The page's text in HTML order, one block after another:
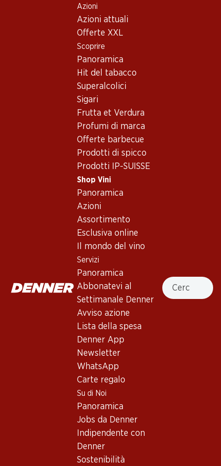
Azioni
Azioni attuali
Offerte XXL
Scoprire
Panoramica
Hit del tabacco
Superalcolici
Sigari
Frutta et Verdura
Profumi di marca
Offerte barbecue
Prodotti di spicco
Prodotti IP-SUISSE
Shop Vini
Panoramica
Azioni
Assortimento
Esclusiva online
Il mondo del vino
Servizi
Panoramica
Abbonatevi al
Settimanale Denner
Avviso azione
Lista della spesa
Denner App
Newsletter
WhatsApp
Carte regalo
Su di Noi
Panoramica
Jobs da Denner
Indipendente con
Denner
Sostenibilità
Cercare
Assortimento vini
Vino rosso - California
Three Finger Jack Old Vine
Fetzer Cabernet Sauvignon
2023
2023
(107)
23.70
Sauvignon
2024
(55)
Cable Car Cabernet
Sauvignon California PET